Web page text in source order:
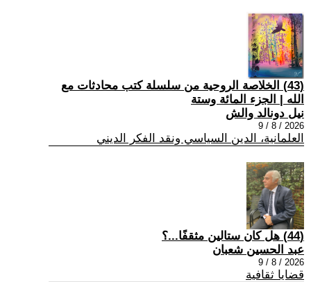
(43) الخلاصة الروحية من سلسلة كتب محادثات مع
الله | الجزء المائة وستة
نيل دونالد والش
2026 / 8 / 9
العلمانية، الدين السياسي ونقد الفكر الديني
(44) هل كان ستالين مثقفًا...؟
عبد الحسين شعبان
2026 / 8 / 9
قضايا ثقافية